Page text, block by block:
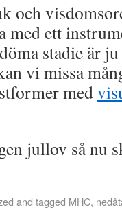
och
med ett
stadie är
vi missa
med
jullov så nu
and tagged MHC,